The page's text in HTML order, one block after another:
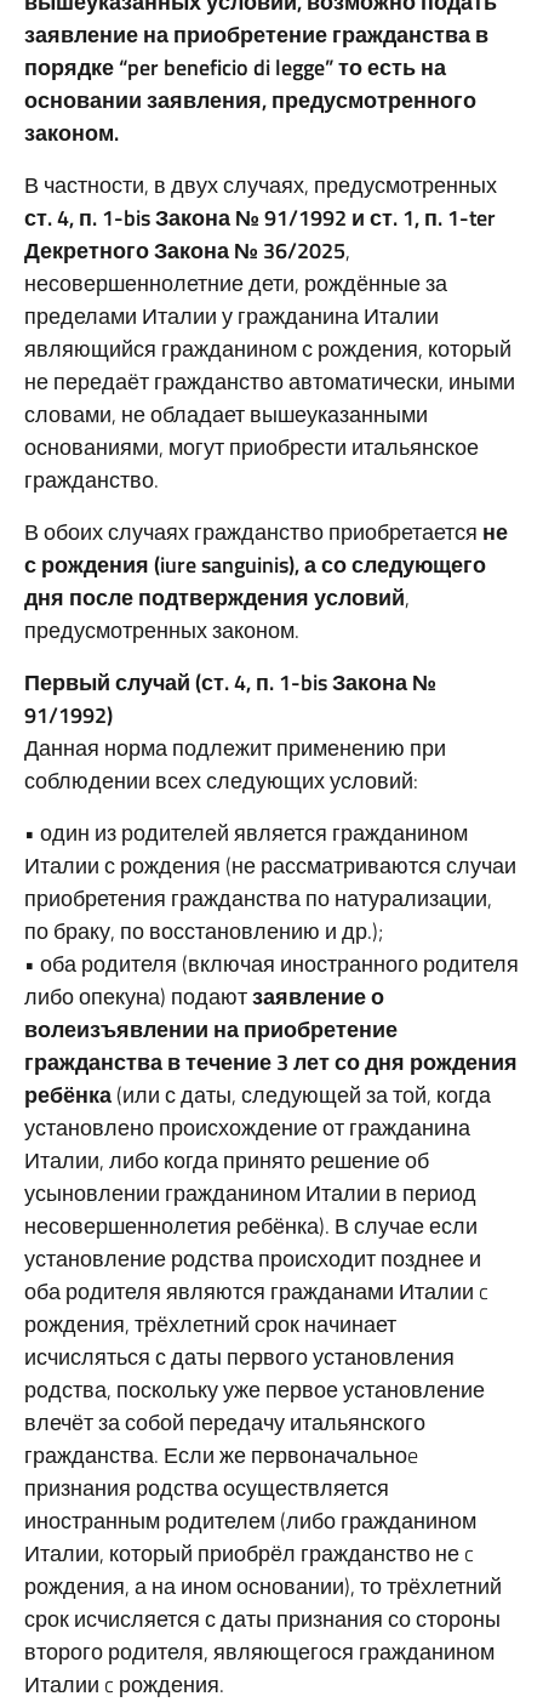
заявление на приобретение гражданства в
порядке “per beneficio di legge” то есть на
основании заявления, предусмотренного
законом.
В частности, в двух случаях, предусмотренных
ст. 4, п. 1-bis Закона № 91/1992 и ст. 1, п. 1-ter
Декретного Закона № 36/2025,
несовершеннолетние дети, рождённые за
пределами Италии у гражданина Италии
являющийся гражданином с рождения, который
не передаёт гражданство автоматически, иными
словами, не обладает вышеуказанными
основаниями, могут приобрести итальянское
гражданство.
В обоих случаях гражданство приобретается не
с рождения (iure sanguinis), а со следующего
дня после подтверждения условий,
предусмотренных законом.
Первый случай (ст. 4, п. 1-bis Закона №
91/1992)
Данная норма подлежит применению при
соблюдении всех следующих условий:
• один из родителей является гражданином
Италии с рождения (не рассматриваются случаи
приобретения гражданства по натурализации,
по браку, по восстановлению и др.);
• оба родителя (включая иностранного родителя
либо опекуна) подаютзаявление о
волеизъявлении на приобретение
гражданства в течение 3 лет со дня рождения
ребёнка(или с даты, следующей за той, когда
установлено происхождение от гражданина
Италии, либо когда принято решение об
усыновлении гражданином Италии в период
несовершеннолетия ребёнка). В случае если
установление родства происходит позднее и
оба родителя являются гражданами Италии c
рождения, трёхлетний срок начинает
исчисляться с даты первого установления
родства, поскольку уже первое установление
влечёт за собой передачу итальянского
гражданства. Если же первоначальноe
признания родства осуществляется
иностранным родителем (либо гражданином
Италии, который приобрёл гражданство не c
рождения, а на ином основании), то трёхлетний
срок исчисляется с даты признания со стороны
второго родителя, являющегося гражданином
Италии c рождения.